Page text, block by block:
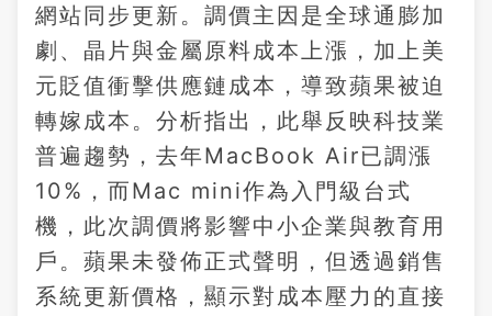
網站同步更新。調價主因是全球通膨加
劇、晶片與金屬原料成本上漲，加上美
元貶值衝擊供應鏈成本，導致蘋果被迫
轉嫁成本。分析指出，此舉反映科技業
普遍趨勢，去年MacBook Air已調漲
10%，而Mac mini作為入門級台式
機，此次調價將影響中小企業與教育用
戶。蘋果未發佈正式聲明，但透過銷售
系統更新價格，顯示對成本壓力的直接